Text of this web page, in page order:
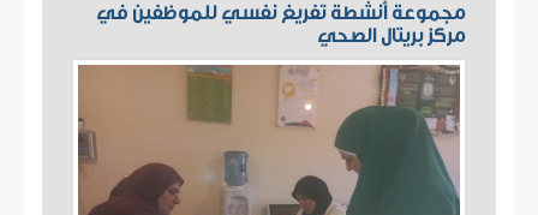
مجموعة أنشطة تفريغ نفسي للموظفين في
مركز بريتال الصحي